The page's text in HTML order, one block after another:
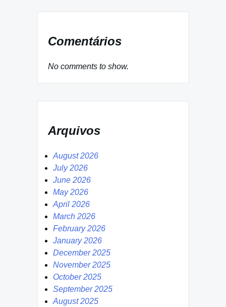
Comentários
No comments to show.
Arquivos
August 2026
July 2026
June 2026
May 2026
April 2026
March 2026
February 2026
January 2026
December 2025
November 2025
October 2025
September 2025
August 2025